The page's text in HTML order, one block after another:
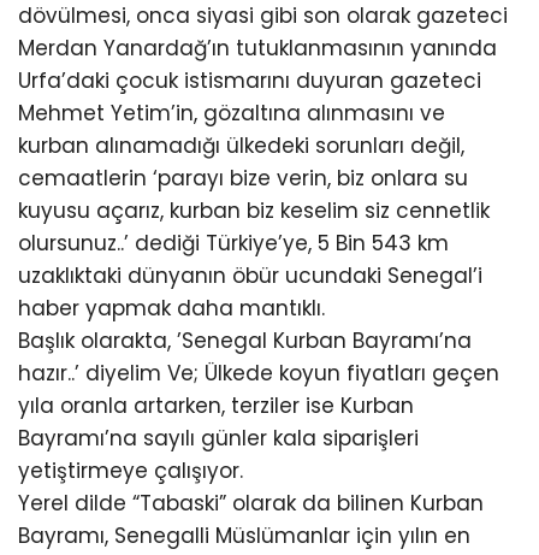
dövülmesi, onca siyasi gibi son olarak gazeteci
Merdan Yanardağ’ın tutuklanmasının yanında
Urfa’daki çocuk istismarını duyuran gazeteci
Mehmet Yetim’in, gözaltına alınmasını ve
kurban alınamadığı ülkedeki sorunları değil,
cemaatlerin ‘parayı bize verin, biz onlara su
kuyusu açarız, kurban biz keselim siz cennetlik
olursunuz..’ dediği Türkiye’ye, 5 Bin 543 km
uzaklıktaki dünyanın öbür ucundaki Senegal’i
haber yapmak daha mantıklı.
Başlık olarakta, ’Senegal Kurban Bayramı’na
hazır..’ diyelim Ve; Ülkede koyun fiyatları geçen
yıla oranla artarken, terziler ise Kurban
Bayramı’na sayılı günler kala siparişleri
yetiştirmeye çalışıyor.
Yerel dilde “Tabaski” olarak da bilinen Kurban
Bayramı, Senegalli Müslümanlar için yılın en